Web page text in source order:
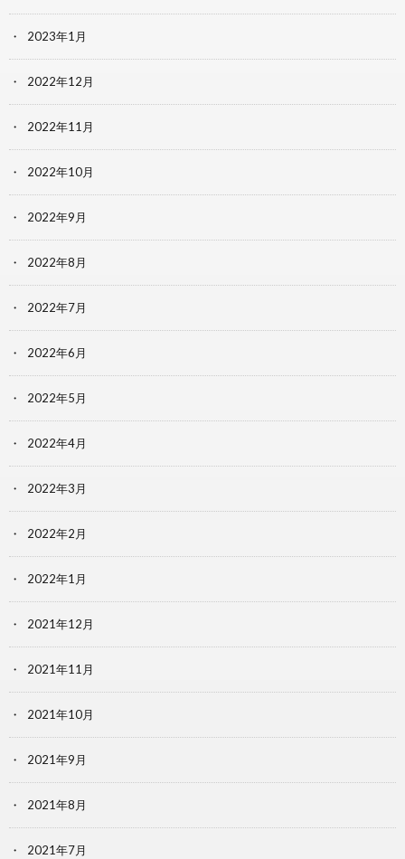
2023年1月
2022年12月
2022年11月
2022年10月
2022年9月
2022年8月
2022年7月
2022年6月
2022年5月
2022年4月
2022年3月
2022年2月
2022年1月
2021年12月
2021年11月
2021年10月
2021年9月
2021年8月
2021年7月